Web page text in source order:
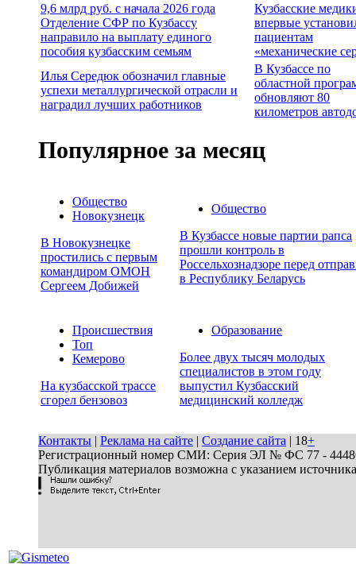
9,6 млрд руб. с начала 2026 года
Отделение СФР по Кузбассу
направило на выплату единого
пособия кузбасским семьям
Кузбасские
впервые
пациентам
«механические
Илья Середюк обозначил главные
успехи металлургической отрасли и
наградил лучших работников
В Кузбассе по
областной
обновляют 80
километров
Популярное за месяц
Общество
Новокузнецк
В Новокузнецке
простились с первым
командиром ОМОН
Сергеем Добижей
Общество
В Кузбассе новые партии рапса
прошли контроль в
Россельхознадзоре перед
в Республику Беларусь
Происшествия
Топ
Кемерово
На кузбасской трассе
сгорел бензовоз
Образование
Более двух тысяч молодых
специалистов в этом году
выпустил Кузбасский
медицинский колледж
Контакты | Реклама на сайте | Создание сайта | 18+
Регистрационный номер СМИ: Серия ЭЛ № ФС 77 - 44486
Публикация материалов возможна с указанием